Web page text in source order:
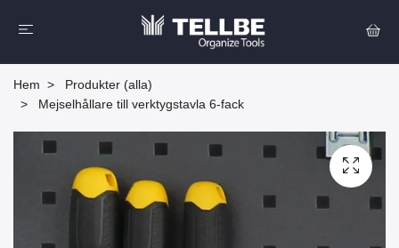
Hem
Produkter (alla)
Mejselhållare till verktygstavla 6-fack